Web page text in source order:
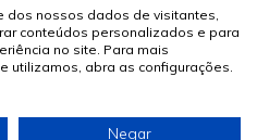
. Todos os Direitos Reservados
dos nossos dados de visitantes,
conteúdos personalizados e para
no site. Para mais
utilizamos, abra as configurações.
Negar